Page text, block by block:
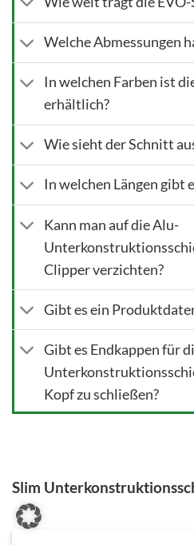
Welche Abmessungen
In welchen Farben ist
erhältlich?
Wie sieht der Schnitt
In welchen Längen gibt
Kann man auf die Alu-
Clipper verzichten?
Gibt es ein
Gibt es Endkappen für
Kopf zu schließen?
Slim